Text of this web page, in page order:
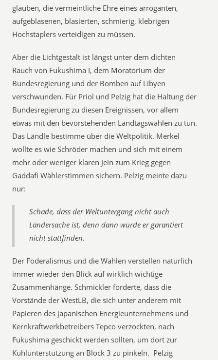
glauben, die vermeintliche Ehre eines arroganten,
aufgeblasenen, blasierten, schmierig, klebrigen
Hochstaplers verteidigen zu müssen.
Aber die Lichtgestalt ist längst unter dem dichten
Rauch von Fukushima I, dem Moratorium der
Bundesregierung und der Bomben auf Libyen
verschwunden. Für Priol und Pelzig hat die Haltung der
Bundesregierung zu diesen Ereignissen, vor allem
etwas mit den bevorstehenden Landtagswahlen zu tun.
Das Ländle bestimme über die Weltpolitik. Merkel
wollte es wie Schröder machen und sich mit einem
mehr oder weniger klaren Jein zum Krieg gegen
Gaddafi Wählerstimmen sichern. Pelzig meinte dazu
nur:
Schade, dass der Weltuntergang nicht auch
Ländersache ist, denn dann würde er garantiert
nicht stattfinden.
Der Föderalismus und die Wahlen verstellen natürlich
immer wieder den Blick auf wirklich wichtige
Zusammenhänge. Schmickler forderte, dass die
Vorstände der WestLB, die sich unter anderem mit
Papieren des japanischen Energieunternehmens und
Kernkraftwerkbetreibers Tepco verzockten, nach
Fukushima geschickt werden sollten, um dort zur
Kühlunterstützung an Block 3 zu pinkeln. Pelzig